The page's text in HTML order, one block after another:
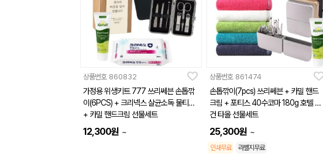
상품번호 860832
가정용 위생키트 777 쓰리쎄븐 손톱깎
이(6PCS) + 크리넥스 살균소독 물티슈
+ 카밀 핸드크림 선물세트
12,300원 ~
상품번호 861474
손톱깎이(7pcs) 쓰리쎄븐 + 카밀 핸드
크림 + 포티스 40수코마 180g 호텔 수
건 타올 선물세트
25,300원 ~
인쇄무료 라벨지무료